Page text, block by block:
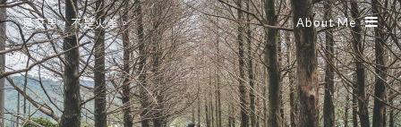
是艾思，不是火拳。 About Me